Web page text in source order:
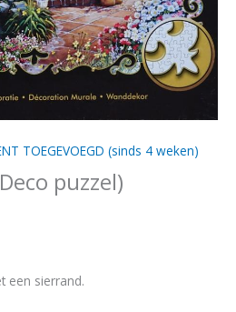
TOEGEVOEGD (sinds 4 weken)
puzzel)
een sierrand.